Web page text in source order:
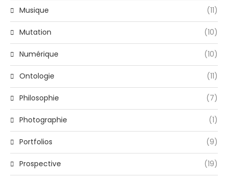
Musique (11)
Mutation (10)
Numérique (10)
Ontologie (11)
Philosophie (7)
Photographie (1)
Portfolios (9)
Prospective (19)